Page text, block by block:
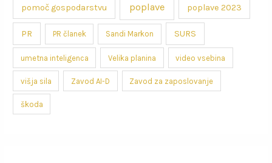
pomoč gospodarstvu poplave poplave 2023
PR PR članek Sandi Markon SURS
umetna inteligenca Velika planina video vsebina
višja sila Zavod AI-D Zavod za zaposlovanje
škoda